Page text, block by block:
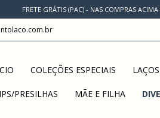
FRETE GRÁTIS (PAC) - NAS COMPRAS
COLEÇÕES ESPECIAIS
PRESILHAS MÃE E FILHA